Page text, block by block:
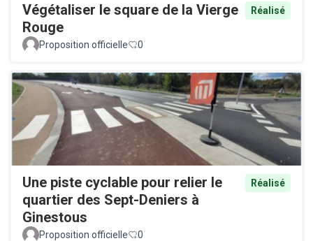
Végétaliser le square de la Vierge
Rouge
Réalisé
Proposition officielle 0
Une piste cyclable pour relier le
quartier des Sept-Deniers à
Ginestous
Réalisé
Proposition officielle 0